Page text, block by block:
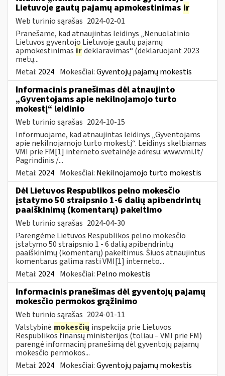
Lietuvoje gautų pajamų apmokestinimas ir
Web turinio sąrašas 2024-02-01
Pranešame, kad atnaujintas leidinys „Nenuolatinio
Lietuvos gyventojo Lietuvoje gautų pajamų
apmokestinimas irdeklaravimas“ (deklaruojant 2023
metų...
Metai: 2024 Mokesčiai:Gyventojų pajamų mokestis
Informacinis pranešimas dėl atnaujinto
„Gyventojams apie nekilnojamojo turto
mokestį“ leidinio
Web turinio sąrašas 2024-10-15
Informuojame, kad atnaujintas leidinys „Gyventojams
apie nekilnojamojo turto mokestį“. Leidinys skelbiamas
VMI prie FM[1] interneto svetainėje adresu: www.vmi.lt/
Pagrindinis /...
Metai: 2024 Mokesčiai: Nekilnojamojo turto mokestis
Dėl Lietuvos Respublikos pelno mokesčio
įstatymo 50 straipsnio 1-6 dalių apibendrintų
paaiškinimų (komentarų) pakeitimo
Web turinio sąrašas 2024-04-30
Parengėme Lietuvos Respublikos pelno mokesčio
įstatymo 50 straipsnio 1 - 6 dalių apibendrintų
paaiškinimų (komentarų) pakeitimus. Šiuos atnaujintus
komentarus galima rasti VMI[1] interneto...
Metai: 2024 Mokesčiai: Pelno mokestis
Informacinis pranešimas dėl gyventojų pajamų
mokesčio permokos grąžinimo
Web turinio sąrašas 2024-01-11
Valstybinė mokesčių inspekcija prie Lietuvos
Respublikos finansų ministerijos (toliau – VMI prie FM)
parengė informacinį pranešimą dėl gyventojų pajamų
mokesčio permokos...
Metai: 2024 Mokesčiai:Gyventojų pajamų mokestis